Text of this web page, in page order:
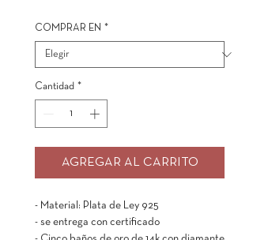
COMPRAR EN *
Cantidad *
AGREGAR AL CARRITO
- Material: Plata de Ley 925
- se entrega con certificado